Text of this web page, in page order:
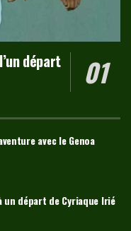
départ
avec le Genoa
départ de Cyriaque Irié